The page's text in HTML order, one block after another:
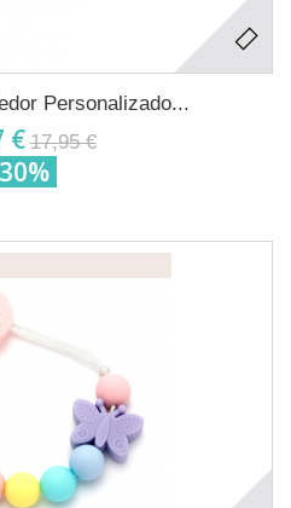
Personalizado...
€ 17,95 €